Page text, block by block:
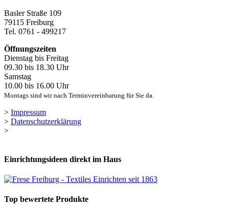
Basler Straße 109
79115 Freiburg
Tel. 0761 - 499217
Öffnungszeiten
Dienstag bis Freitag
09.30 bis 18.30 Uhr
Samstag
10.00 bis 16.00 Uhr
Montags sind wir nach Terminvereinbarung für Sie da.
> Impressum
> Datenschutzerklärung
>
Einrichtungsideen direkt im Haus
Top bewertete Produkte